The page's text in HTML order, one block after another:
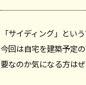
「サイディング」とい
今回は自宅を建築予定
要なのか気になる方は